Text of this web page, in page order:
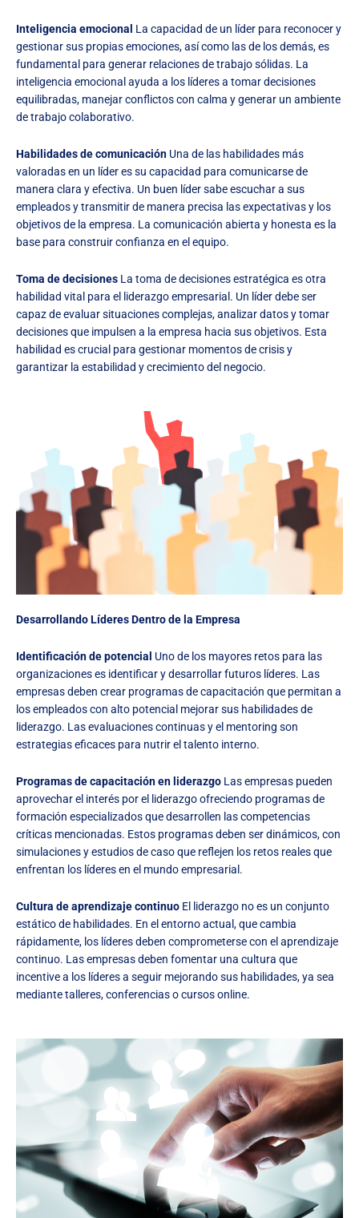
Inteligencia emocional La capacidad de un líder para reconocer y
gestionar sus propias emociones, así como las de los demás, es
fundamental para generar relaciones de trabajo sólidas. La
inteligencia emocional ayuda a los líderes a tomar decisiones
equilibradas, manejar conflictos con calma y generar un ambiente
de trabajo colaborativo.
Habilidades de comunicación Una de las habilidades más
valoradas en un líder es su capacidad para comunicarse de
manera clara y efectiva. Un buen líder sabe escuchar a sus
empleados y transmitir de manera precisa las expectativas y los
objetivos de la empresa. La comunicación abierta y honesta es la
base para construir confianza en el equipo.
Toma de decisiones La toma de decisiones estratégica es otra
habilidad vital para el liderazgo empresarial. Un líder debe ser
capaz de evaluar situaciones complejas, analizar datos y tomar
decisiones que impulsen a la empresa hacia sus objetivos. Esta
habilidad es crucial para gestionar momentos de crisis y
garantizar la estabilidad y crecimiento del negocio.
Desarrollando Líderes Dentro de la Empresa
Identificación de potencial Uno de los mayores retos para las
organizaciones es identificar y desarrollar futuros líderes. Las
empresas deben crear programas de capacitación que permitan a
los empleados con alto potencial mejorar sus habilidades de
liderazgo. Las evaluaciones continuas y el mentoring son
estrategias eficaces para nutrir el talento interno.
Programas de capacitación en liderazgo Las empresas pueden
aprovechar el interés por el liderazgo ofreciendo programas de
formación especializados que desarrollen las competencias
críticas mencionadas. Estos programas deben ser dinámicos, con
simulaciones y estudios de caso que reflejen los retos reales que
enfrentan los líderes en el mundo empresarial.
Cultura de aprendizaje continuo El liderazgo no es un conjunto
estático de habilidades. En el entorno actual, que cambia
rápidamente, los líderes deben comprometerse con el aprendizaje
continuo. Las empresas deben fomentar una cultura que
incentive a los líderes a seguir mejorando sus habilidades, ya sea
mediante talleres, conferencias o cursos online.